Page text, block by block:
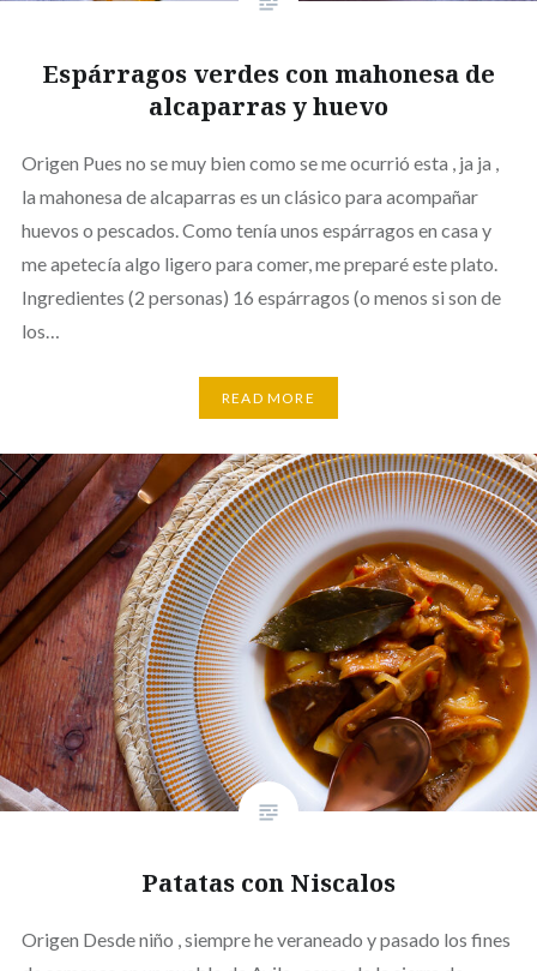
Espárragos verdes con mahonesa de
alcaparras y huevo
Origen Pues no se muy bien como se me ocurrió esta , ja ja ,
la mahonesa de alcaparras es un clásico para acompañar
huevos o pescados. Como tenía unos espárragos en casa y
me apetecía algo ligero para comer, me preparé este plato.
Ingredientes (2 personas) 16 espárragos (o menos si son de
los…
READ MORE
Patatas con Niscalos
Origen Desde niño , siempre he veraneado y pasado los fines